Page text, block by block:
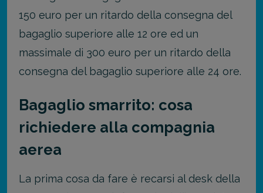
150 euro per un ritardo della consegna del
bagaglio superiore alle 12 ore ed un
massimale di 300 euro per un ritardo della
consegna del bagaglio superiore alle 24 ore.
Bagaglio smarrito: cosa
richiedere alla compagnia
aerea
La prima cosa da fare è recarsi al desk della